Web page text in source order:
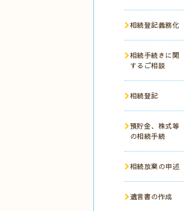
相続登記義務化
相続手続きに関
するご相談
相続登記
預貯金、株式等
の相続手続
相続放棄の申述
遺言書の作成